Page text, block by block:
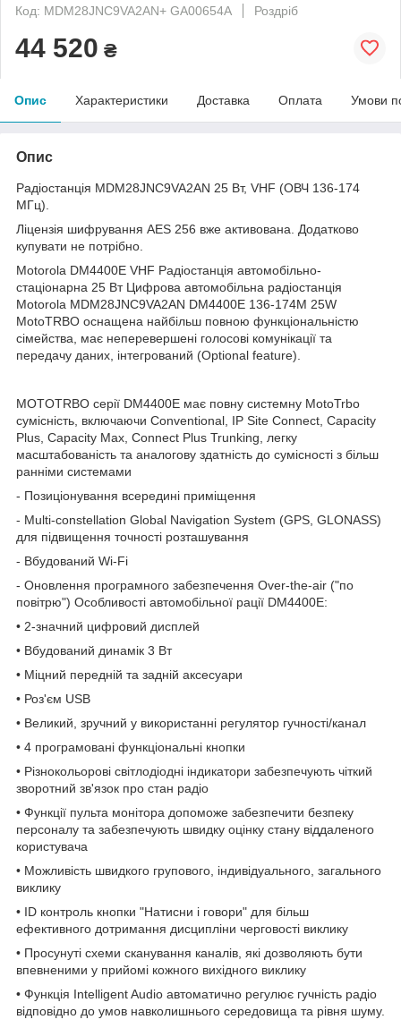
Код: MDM28JNC9VA2AN+ GA00654A
Роздріб
44 520 ₴
Опис Характеристики Доставка Оплата Умови
Опис
Радіостанція MDM28JNC9VA2AN 25 Вт, VHF (ОВЧ 136-174
МГц).
Ліцензія шифрування AES 256 вже активована.
Додатково
купувати не потрібно.
Motorola DM4400E VHF Радіостанція автомобільно-
стаціонарна 25 Вт Цифрова автомобільна радіостанція
Motorola MDM28JNC9VA2AN DM4400E 136-174M 25W
MotoTRBO оснащена найбільш повною функціональністю
сімейства, має неперевершені голосові комунікації та
передачу даних, інтегрований (Optional feature).
MOTOTRBO серії DM4400E має повну системну MotoTrbo
сумісність, включаючи Conventional, IP Site Connect, Capacity
Plus, Capacity Max, Connect Plus Trunking, легку
масштабованість та аналогову здатність до сумісності з більш
ранніми системами
- Позиціонування всередині приміщення
- Multi-constellation Global Navigation System (GPS, GLONASS)
для підвищення точності розташування
- Вбудований Wi-Fi
- Оновлення програмного забезпечення Over-the-air ("по
повітрю") Особливості автомобільної рації DM4400E:
• 2-значний цифровий дисплей
• Вбудований динамік 3 Вт
• Міцний передній та задній аксесуари
• Роз'єм USB
• Великий, зручний у використанні регулятор гучності/канал
• 4 програмовані функціональні кнопки
• Різнокольорові світлодіодні індикатори забезпечують чіткий
зворотний зв'язок про стан радіо
• Функції пульта монітора допоможе забезпечити безпеку
персоналу та забезпечують швидку оцінку стану віддаленого
користувача
• Можливість швидкого групового, індивідуального, загального
виклику
• ID контроль кнопки "Натисни і говори" для більш
ефективного дотримання дисципліни черговості виклику
• Просунуті схеми сканування каналів, які дозволяють бути
впевненими у прийомі кожного вихідного виклику
• Функція Intelligent Audio автоматично регулює гучність радіо
відповідно до умов навколишнього середовища та рівня шуму.